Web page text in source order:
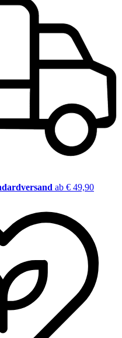
ab € 49,90